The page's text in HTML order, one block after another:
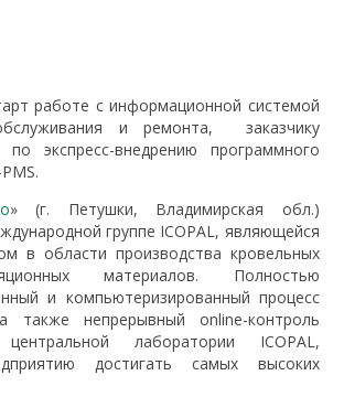
работе с информационной системой
и ремонта, заказчику
по экспресс-внедрению программного
» (г. Петушки, Владимирская обл.)
группе ICOPAL, являющейся
в области производства кровельных
материалов. Полностью
и компьютеризированный процесс
также непрерывный online-контроль
лаборатории ICOPAL,
достигать самых высоких